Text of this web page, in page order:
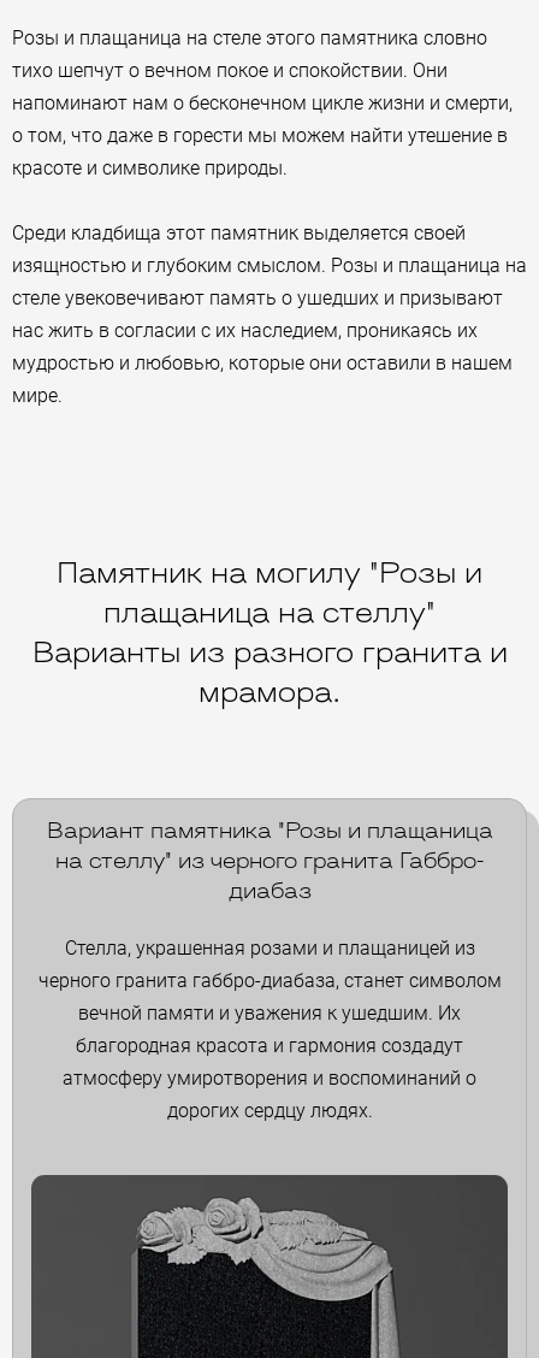
Розы и плащаница на стеле этого памятника словно
тихо шепчут о вечном покое и спокойствии. Они
напоминают нам о бесконечном цикле жизни и смерти,
о том, что даже в горести мы можем найти утешение в
красоте и символике природы.
Среди кладбища этот памятник выделяется своей
изящностью и глубоким смыслом. Розы и плащаница на
стеле увековечивают память о ушедших и призывают
нас жить в согласии с их наследием, проникаясь их
мудростью и любовью, которые они оставили в нашем
мире.
Памятник на могилу "Розы и
плащаница на стеллу"
Варианты из разного гранита и
мрамора.
Вариант памятника "Розы и плащаница
на стеллу" из черного гранита Габбро-
диабаз
Стелла, украшенная розами и плащаницей из
черного гранита габбро-диабаза, станет символом
вечной памяти и уважения к ушедшим. Их
благородная красота и гармония создадут
атмосферу умиротворения и воспоминаний о
дорогих сердцу людях.